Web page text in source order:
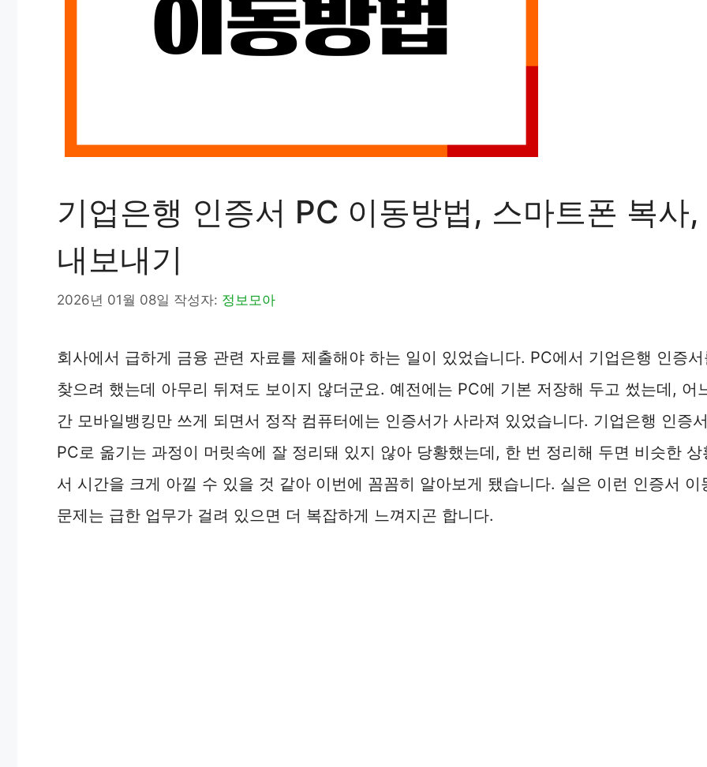
기업은행 인증서 PC 이동방법, 스마트폰 복사,
내보내기
2026년 01월 08일 작성자: 정보모아
회사에서 급하게 금융 관련 자료를 제출해야 하는 일이 있었습니다. PC에서 기업은행 인증
찾으려 했는데 아무리 뒤져도 보이지 않더군요. 예전에는 PC에 기본 저장해 두고 썼는데, 어
간 모바일뱅킹만 쓰게 되면서 정작 컴퓨터에는 인증서가 사라져 있었습니다. 기업은행 인증
PC로 옮기는 과정이 머릿속에 잘 정리돼 있지 않아 당황했는데, 한 번 정리해 두면 비슷한 상
서 시간을 크게 아낄 수 있을 것 같아 이번에 꼼꼼히 알아보게 됐습니다. 실은 이런 인증서 이
문제는 급한 업무가 걸려 있으면 더 복잡하게 느껴지곤 합니다.